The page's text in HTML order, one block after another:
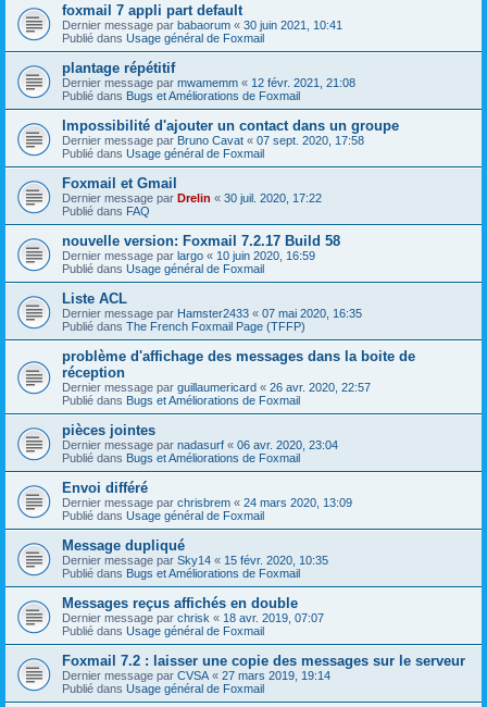
foxmail 7 appli part default
Dernier message par babaorum « 30 juin 2021, 10:41
Publié dans Usage général de Foxmail
plantage répétitif
Dernier message par mwamemm « 12 févr. 2021, 21:08
Publié dans Bugs et Améliorations de Foxmail
Impossibilité d'ajouter un contact dans un groupe
Dernier message par Bruno Cavat « 07 sept. 2020, 17:58
Publié dans Usage général de Foxmail
Foxmail et Gmail
Dernier message par Drelin « 30 juil. 2020, 17:22
Publié dans FAQ
nouvelle version: Foxmail 7.2.17 Build 58
Dernier message par largo « 10 juin 2020, 16:59
Publié dans Usage général de Foxmail
Liste ACL
Dernier message par Hamster2433 « 07 mai 2020, 16:35
Publié dans The French Foxmail Page (TFFP)
problème d'affichage des messages dans la boite de
réception
Dernier message par guillaumericard « 26 avr. 2020, 22:57
Publié dans Bugs et Améliorations de Foxmail
pièces jointes
Dernier message par nadasurf « 06 avr. 2020, 23:04
Publié dans Bugs et Améliorations de Foxmail
Envoi différé
Dernier message par chrisbrem « 24 mars 2020, 13:09
Publié dans Usage général de Foxmail
Message dupliqué
Dernier message par Sky14 « 15 févr. 2020, 10:35
Publié dans Bugs et Améliorations de Foxmail
Messages reçus affichés en double
Dernier message par chrisk « 18 avr. 2019, 07:07
Publié dans Usage général de Foxmail
Foxmail 7.2 : laisser une copie des messages sur le serveur
Dernier message par CVSA « 27 mars 2019, 19:14
Publié dans Usage général de Foxmail